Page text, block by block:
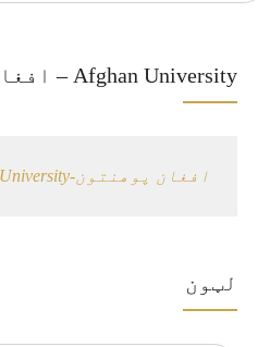
Afghan University – افغان پوهنتون
‏افغان پوهنتون-Afghan University‏
لټون